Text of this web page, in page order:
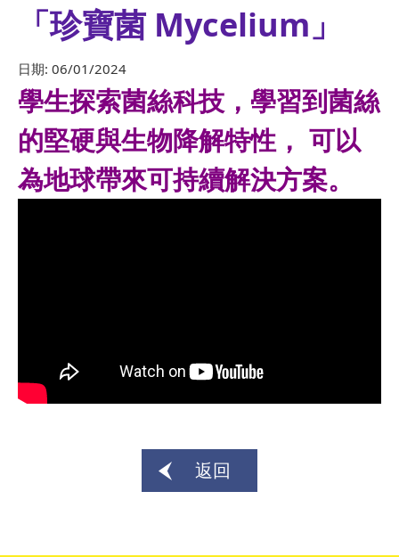
「珍寶菌 Mycelium」
日期: 06/01/2024
學生探索菌絲科技，學習到菌絲
的堅硬與生物降解特性， 可以
為地球帶來可持續解決方案。
返回